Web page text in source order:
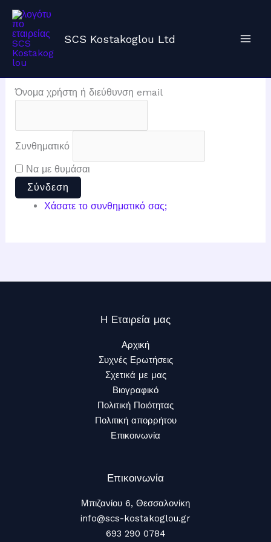
Μετάβαση
στο
περιεχόμενο
SCS Kostakoglou Ltd
Σύνδεση
Όνομα χρήστη ή διεύθυνση email
Συνθηματικό
Να με θυμάσαι
Σύνδεση
Χάσατε το συνθηματικό σας;
Η Εταιρεία μας
Αρχική
Συχνές Ερωτήσεις
Σχετικά με μας
Βιογραφικό
Πολιτική Ποιότητας
Πολιτική απορρήτου
Επικοινωνία
Επικοινωνία
Μπιζανίου 6, Θεσσαλονίκη
info@scs-kostakoglou.gr​
693 290 0784